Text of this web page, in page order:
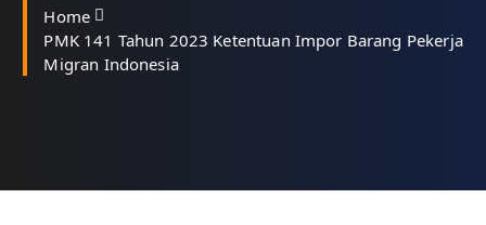
Home
PMK 141 Tahun 2023 Ketentuan Impor Barang Pekerja
Migran Indonesia